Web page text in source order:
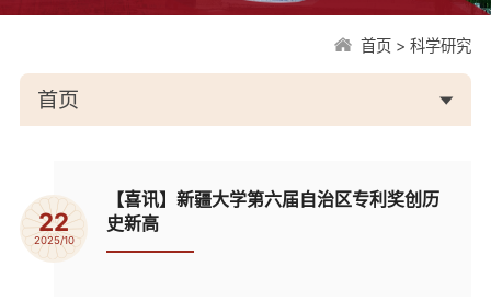
首页 >科学研究
首页
22
2025/10
【喜讯】新疆大学第六届自治区专利奖创历
史新高